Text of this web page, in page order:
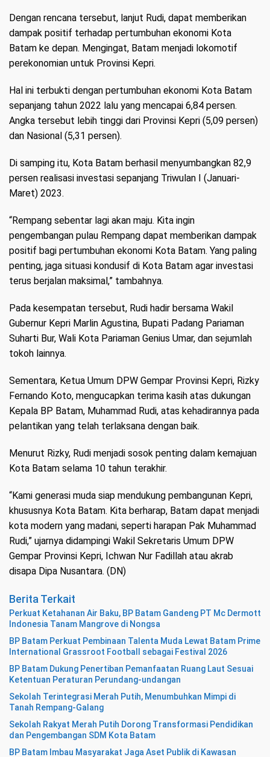
Dengan rencana tersebut, lanjut Rudi, dapat memberikan
dampak positif terhadap pertumbuhan ekonomi Kota
Batam ke depan. Mengingat, Batam menjadi lokomotif
perekonomian untuk Provinsi Kepri.
Hal ini terbukti dengan pertumbuhan ekonomi Kota Batam
sepanjang tahun 2022 lalu yang mencapai 6,84 persen.
Angka tersebut lebih tinggi dari Provinsi Kepri (5,09 persen)
dan Nasional (5,31 persen).
Di samping itu, Kota Batam berhasil menyumbangkan 82,9
persen realisasi investasi sepanjang Triwulan I (Januari-
Maret) 2023.
“Rempang sebentar lagi akan maju. Kita ingin
pengembangan pulau Rempang dapat memberikan dampak
positif bagi pertumbuhan ekonomi Kota Batam. Yang paling
penting, jaga situasi kondusif di Kota Batam agar investasi
terus berjalan maksimal,” tambahnya.
Pada kesempatan tersebut, Rudi hadir bersama Wakil
Gubernur Kepri Marlin Agustina, Bupati Padang Pariaman
Suharti Bur, Wali Kota Pariaman Genius Umar, dan sejumlah
tokoh lainnya.
Sementara, Ketua Umum DPW Gempar Provinsi Kepri, Rizky
Fernando Koto, mengucapkan terima kasih atas dukungan
Kepala BP Batam, Muhammad Rudi, atas kehadirannya pada
pelantikan yang telah terlaksana dengan baik.
Menurut Rizky, Rudi menjadi sosok penting dalam kemajuan
Kota Batam selama 10 tahun terakhir.
“Kami generasi muda siap mendukung pembangunan Kepri,
khususnya Kota Batam. Kita berharap, Batam dapat menjadi
kota modern yang madani, seperti harapan Pak Muhammad
Rudi,” ujarnya didampingi Wakil Sekretaris Umum DPW
Gempar Provinsi Kepri, Ichwan Nur Fadillah atau akrab
disapa Dipa Nusantara. (DN)
Berita Terkait
Perkuat Ketahanan Air Baku, BP Batam Gandeng PT Mc Dermott
Indonesia Tanam Mangrove di Nongsa
BP Batam Perkuat Pembinaan Talenta Muda Lewat Batam Prime
International Grassroot Football sebagai Festival 2026
BP Batam Dukung Penertiban Pemanfaatan Ruang Laut Sesuai
Ketentuan Peraturan Perundang-undangan
Sekolah Terintegrasi Merah Putih, Menumbuhkan Mimpi di
Tanah Rempang-Galang
Sekolah Rakyat Merah Putih Dorong Transformasi Pendidikan
dan Pengembangan SDM Kota Batam
BP Batam Imbau Masyarakat Jaga Aset Publik di Kawasan